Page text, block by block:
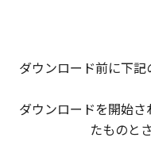
ダウンロード前に下
ダウンロードを開始
たものと